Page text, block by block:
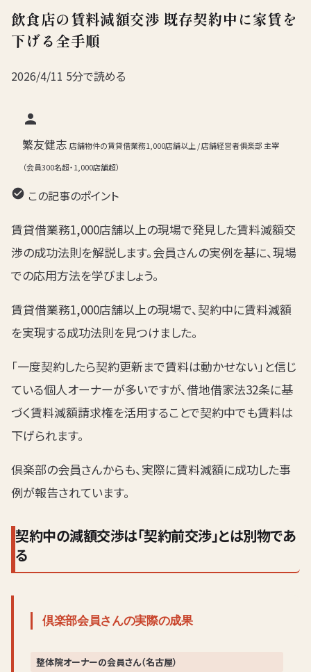
飲食店の賃料減額交渉 既存契約中に家賃を
下げる全手順
2026/4/11 5分で読める
繁友健志 店舗物件の賃貸借業務1,000店舗以上 / 店舗経営者俱楽部 主宰
（会員300名超・1,000店舗超）
この記事のポイント
賃貸借業務1,000店舗以上の現場で発見した賃料減額交
渉の成功法則を解説します。会員さんの実例を基に、現場
での応用方法を学びましょう。
賃貸借業務1,000店舗以上の現場で、契約中に賃料減額
を実現する成功法則を見つけました。
「一度契約したら契約更新まで賃料は動かせない」と信じ
ている個人オーナーが多いですが、借地借家法32条に基
づく賃料減額請求権を活用することで契約中でも賃料は
下げられます。
倶楽部の会員さんからも、実際に賃料減額に成功した事
例が報告されています。
契約中の減額交渉は「契約前交渉」とは別物であ
る
倶楽部会員さんの実際の成果
整体院オーナーの会員さん（名古屋）